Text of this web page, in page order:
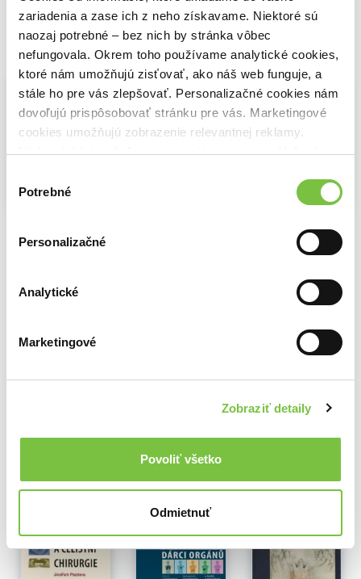
zariadenia a zase ich z neho získavame. Niektoré sú
naozaj potrebné – bez nich by stránka vôbec
nefungovala. Okrem toho používame analytické cookies,
ktoré nám umožňujú zisťovať, ako náš web funguje, a
stále ho pre vás zlepšovať. Personalizačné cookies nám
dovoľujú prispôsobovať stránku pre vás. Marketingové
cookies umožňujú zobrazenie relevantnej reklamy.
Niektoré údaje zdieľame aj s tretími stranami. Veľmi by
cookies.
súhlasu
Potrebné
Personalizačné
Analytické
Marketingové
Zobraziť detaily
Povoliť všetko
Odmietnuť
Vybrané pre teba
Jozef Firment
Na sklade
Jindřich Pazdera
22,70€
Ďalšie z kategórie Knihy o všeobecnej
chirurgii
Viac z tejto kategórie